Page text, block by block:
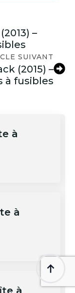
–
SUIVANT
(2015) –
à fusibles
à
à
à